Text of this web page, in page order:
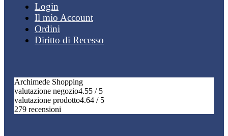
Login
Il mio Account
Ordini
Diritto di Recesso
Archimede Shopping
valutazione negozio4.55 / 5
valutazione prodotto4.64 / 5
279 recensioni